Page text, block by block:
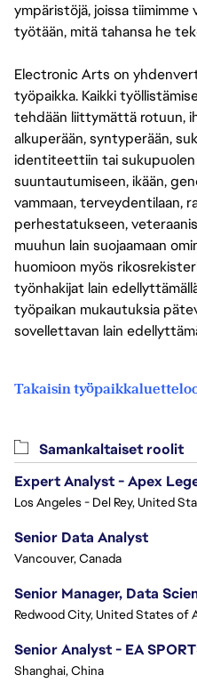
ympäristöjä, joissa
työtään, mitä tahansa he
Electronic Arts on
työpaikka. Kaikki
tehdään liittymättä rotuun,
alkuperään, syntyperään,
identiteettiin tai sukupuolen
suuntautumiseen, ikään,
vammaan, terveydentilaan,
perhestatukseen,
muuhun lain suojaamaan
huomioon myös
työnhakijat lain
työpaikan mukautuksia
sovellettavan lain
Takaisin
Samankaltaiset roolit
Los Angeles - Del Rey, United
Senior Data Analyst
Vancouver, Canada
Senior Manager, Data
Redwood City, United States of
Senior Analyst - EA
Shanghai, China